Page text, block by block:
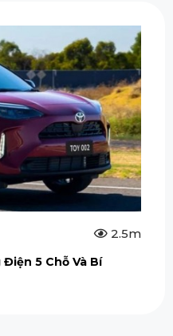
2.5m
5 Chỗ Và Bí